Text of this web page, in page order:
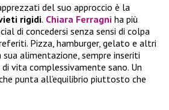
del suo approccio è la
rigidi. Chiara Ferragni ha più
di concedersi senza sensi di colpa
Pizza, hamburger, gelato e altri
alimentazione, sempre inseriti
vita complessivamente sano. Un
punta all’equilibrio piuttosto che